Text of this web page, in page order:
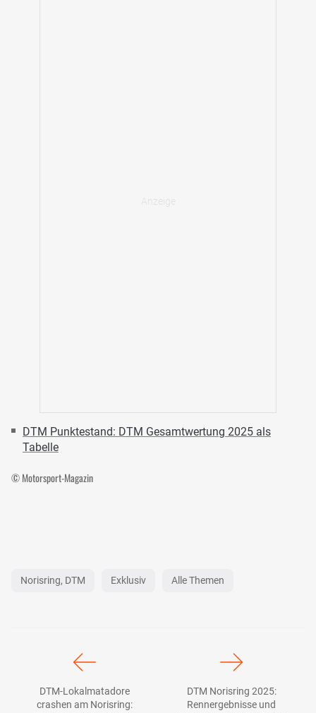
DTM Punktestand: DTM Gesamtwertung 2025 als
Tabelle
© Motorsport-Magazin
Norisring, DTM Exklusiv Alle Themen
DTM-Lokalmatadore
crashen am Norisring:
DTM Norisring 2025:
Rennergebnisse und